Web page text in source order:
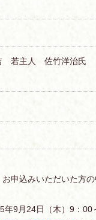
若主人 佐竹洋治氏
申込みいただいた方
年9月24日（木）9：